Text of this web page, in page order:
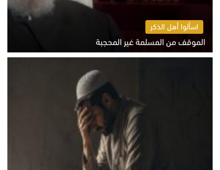
اسألوا أهل الذكر
الموقف من المسلمة غير المحجبة
الخميس 6 أغسطس 2026 10:45 ص